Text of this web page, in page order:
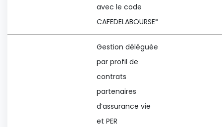
avec le code
CAFEDELABOURSE*
Gestion déléguée
par profil de
contrats
partenaires
d’assurance vie
et PER